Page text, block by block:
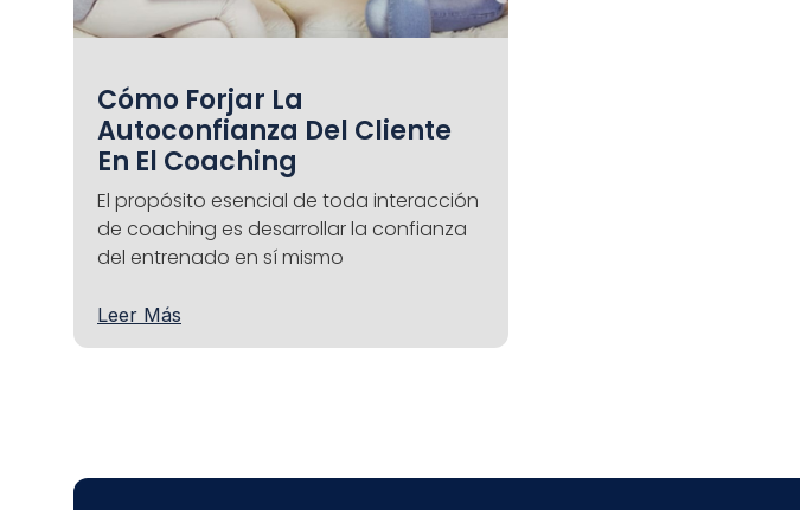
Cómo Forjar La
Autoconfianza Del Cliente
En El Coaching
El propósito esencial de toda interacción
de coaching es desarrollar la confianza
del entrenado en sí mismo
Leer Más